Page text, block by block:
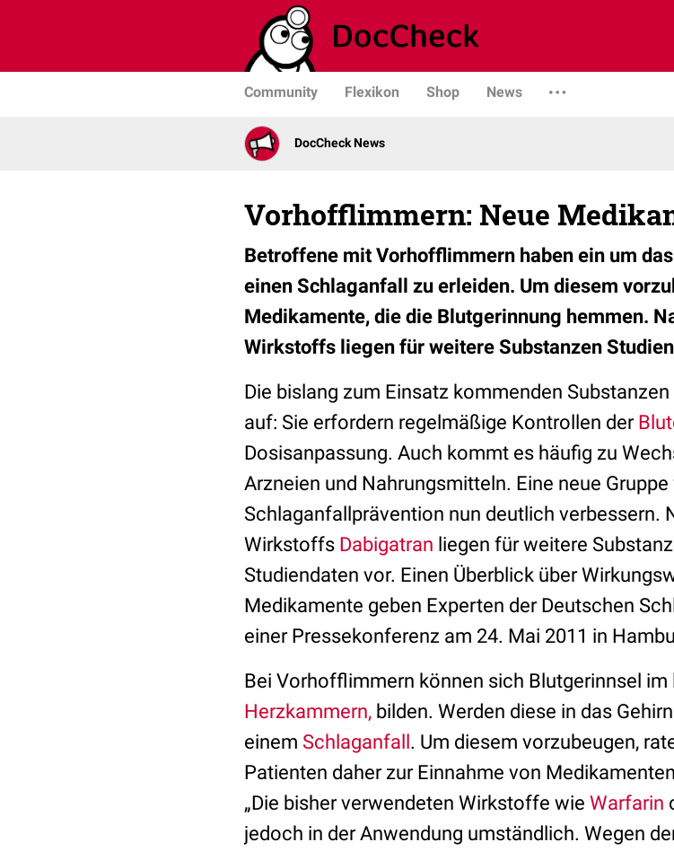
Community Flexikon Shop News
DocCheck News
Vorhofflimmern: Neue
Betroffene mit Vorhofflimmern haben ein um
einen Schlaganfall zu erleiden. Um diesem
Medikamente, die die Blutgerinnung hemmen.
Wirkstoffs liegen für weitere Substanzen
Die bislang zum Einsatz kommenden
auf: Sie erfordern regelmäßige Kontrollen der
Dosisanpassung. Auch kommt es häufig zu
Arzneien und Nahrungsmitteln. Eine neue
Schlaganfallprävention nun deutlich verbessern.
Wirkstoffs Dabigatran liegen für weitere
Studiendaten vor. Einen Überblick über
Medikamente geben Experten der Deutschen
einer Pressekonferenz am 24. Mai 2011 in
Bei Vorhofflimmern können sich Blutgerinnsel im
Herzkammern, bilden. Werden diese in das
einem Schlaganfall. Um diesem vorzubeugen,
Patienten daher zur Einnahme von
„Die bisher verwendeten Wirkstoffe wie Warfarin
jedoch in der Anwendung umständlich. Wegen